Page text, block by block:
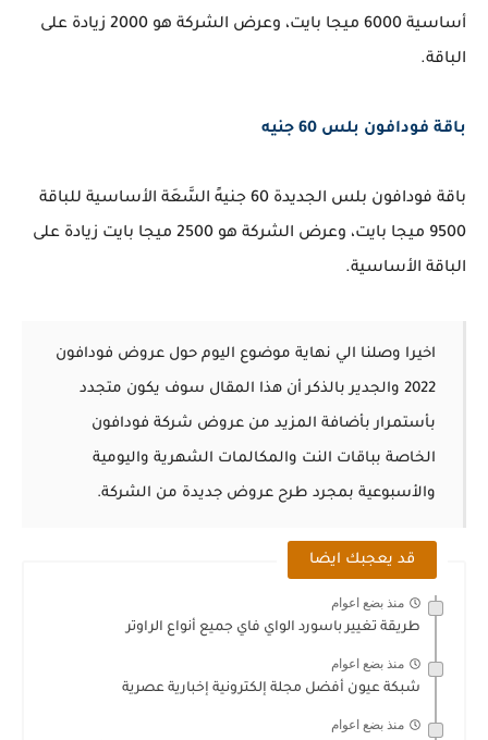
أساسية 6000 ميجا بايت، وعرض الشركة هو 2000 زيادة على
الباقة.
باقة فودافون بلس 60 جنيه
باقة فودافون بلس الجديدة 60 جنيهً السَّعَة الأساسية للباقة
9500 ميجا بايت، وعرض الشركة هو 2500 ميجا بايت زيادة على
الباقة الأساسية.
اخيرا وصلنا الي نهاية موضوع اليوم حول عروض فودافون
2022 والجدير بالذكر أن هذا المقال سوف يكون متجدد
بأستمرار بأضافة المزيد من عروض شركة فودافون
الخاصة بباقات النت والمكالمات الشهرية واليومية
والأسبوعية بمجرد طرح عروض جديدة من الشركة.
قد يعجبك ايضا
منذ بضع اعوام
طريقة تغيير باسورد الواي فاي جميع أنواع الراوتر
منذ بضع اعوام
شبكة عيون أفضل مجلة إلكترونية إخبارية عصرية
منذ بضع اعوام